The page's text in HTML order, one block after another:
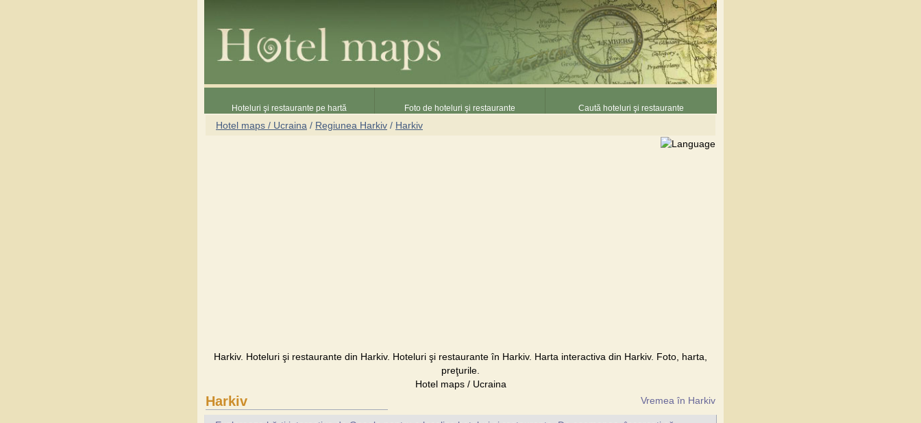
Hoteluri şi restaurante pe hartă Foto de hoteluri şi restaurante Caută hoteluri şi restaurante
Hotel maps / Ucraina / Regiunea Harkiv / Harkiv
Harkiv. Hoteluri şi restaurante din Harkiv. Hoteluri şi restaurante în Harkiv. Harta interactiva din Harkiv. Foto, harta,
preţurile.
Hotel maps / Ucraina
Harkiv Vremea în Harkiv